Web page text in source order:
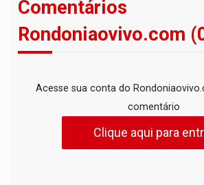
Comentários
Rondoniaovivo.com
Acesse sua conta do
comentário
Clique aqui para